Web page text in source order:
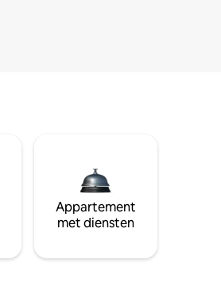
Appartement
met diensten